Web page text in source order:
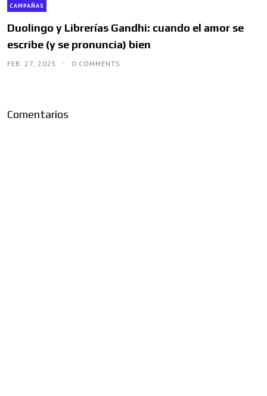
CAMPAÑAS
Duolingo y Librerías Gandhi: cuando el amor se
escribe (y se pronuncia) bien
FEB. 27, 2025 0 COMMENTS
Comentarios